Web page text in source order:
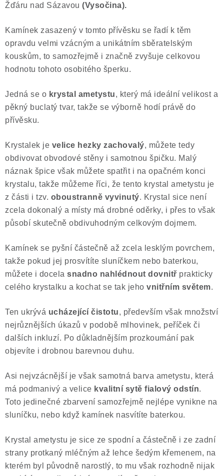
Poučení o právu na odstoupení od smlouvy
Žďáru nad Sázavou (Vysočina).
Kamínek zasazený v tomto přívěsku se řadí k těm
opravdu velmi vzácným a unikátním sběratelským
kouskům, to samozřejmě i značně zvyšuje celkovou
hodnotu tohoto osobitého šperku.
Jedná se o krystal ametystu, který má ideální velikost a
pěkný buclatý tvar, takže se výborně hodí právě do
přívěsku.
Krystalek je velice hezky zachovalý, můžete tedy
obdivovat obvodové stěny i samotnou špičku. Malý
náznak špice však můžete spatřit i na opačném konci
krystalu, takže můžeme říci, že tento krystal ametystu je
z části i tzv. oboustranně vyvinutý. Krystal sice není
zcela dokonalý a místy má drobné oděrky, i přes to však
působí skutečně obdivuhodným celkovým dojmem.
Kamínek se pyšní částečně až zcela lesklým povrchem,
takže pokud jej prosvítíte sluníčkem nebo baterkou,
můžete i docela snadno nahlédnout dovnitř prakticky
celého krystalku a kochat se tak jeho vnitřním světem.
Ten ukrývá ucházející čistotu, především však množství
nejrůznějších úkazů v podobě mlhovinek, peříček či
dalších inkluzí. Po důkladnějším prozkoumání pak
objevíte i drobnou barevnou duhu.
Asi nejvzácnější je však samotná barva ametystu, která
má podmanivý a velice kvalitní sytě fialový odstín.
Toto jedinečné zbarvení samozřejmě nejlépe vynikne na
sluníčku, nebo když kamínek nasvítíte baterkou.
Krystal ametystu je sice ze spodní a částečně i ze zadní
strany protkaný mléčným až lehce šedým křemenem, na
kterém byl původně narostlý, to mu však rozhodně nijak